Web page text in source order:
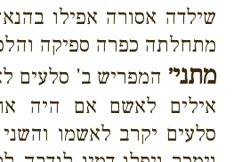
שילדה אסורה אפילו
מתחלתה כפרה ספיקה
מתני׳ המפריש ב' סלעים
אילים לאשם אם היה
סלעים יקרב לאשמו